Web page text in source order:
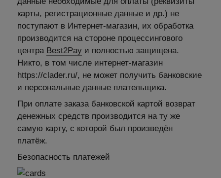
карты, регистрационные данные и др.) не
поступают в Интернет-магазин, их обработка
производится на стороне процессингового
центра Best2Pay и полностью защищена.
Никто, в том числе интернет-магазин
https://clader.ru/, не может получить банковские
и персональные данные плательщика.
При оплате заказа банковской картой возврат
денежных средств производится на ту же
самую карту, с которой был произведён
платёж.
Безопасность платежей